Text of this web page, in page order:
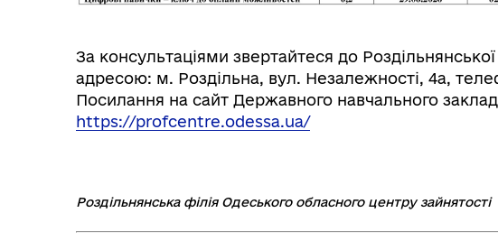
Колегіальні органи (ради,
робочі групи, комісії)
Радіаційний фон
За консультаціями звертайтеся до
адресою: м. Роздільна, вул. Незалежності, 4а,
Посилання на сайт Державного навчального
https://profcentre.odessa.ua/
Роздільнянська філія Одеського обласного центру зайнятості